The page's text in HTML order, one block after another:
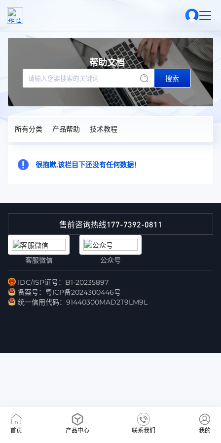
帮助文档
搜索
所有分类 产品帮助 技术教程
很抱歉,该栏目下还没有任何数据！
售前咨询热线177-7392-0811
客服微信 公众号
IDC/ISP证号：B1-20235897
备案号：粤ICP备2024300446号
统一信用代码：91440300MAD2T9LM9L
首页 产品中心 联系我们 我的